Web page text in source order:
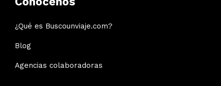
¿Qué es Buscounviaje.com?
Blog
Agencias colaboradoras